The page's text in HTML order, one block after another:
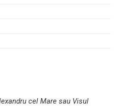
cel Mare sau Visul